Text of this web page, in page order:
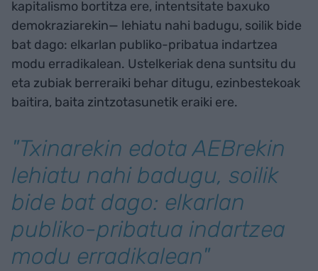
kapitalismo bortitza ere, intentsitate baxuko
demokraziarekin— lehiatu nahi badugu, soilik bide
bat dago: elkarlan publiko-pribatua indartzea
modu erradikalean. Ustelkeriak dena suntsitu du
eta zubiak berreraiki behar ditugu, ezinbestekoak
baitira, baita zintzotasunetik eraiki ere.
"Txinarekin edota AEBrekin
lehiatu nahi badugu, soilik
bide bat dago: elkarlan
publiko-pribatua indartzea
modu erradikalean"